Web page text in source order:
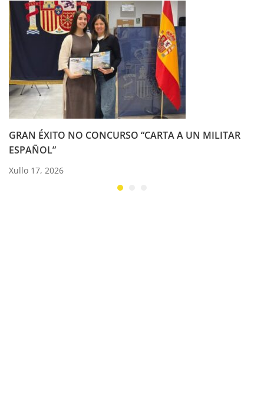
GRAN ÉXITO NO CONCURSO “CARTA A UN MILITAR
ESPAÑOL”
Xullo 17, 2026